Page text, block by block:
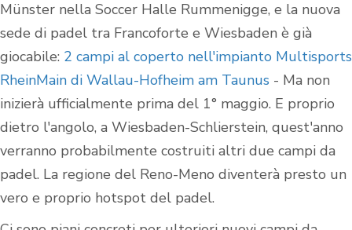
Münster nella Soccer Halle Rummenigge, e la nuova
sede di padel tra Francoforte e Wiesbaden è già
giocabile: 2 campi al coperto nell'impianto Multisports
RheinMain di Wallau-Hofheim am Taunus - Ma non
inizierà ufficialmente prima del 1° maggio. E proprio
dietro l'angolo, a Wiesbaden-Schlierstein, quest'anno
verranno probabilmente costruiti altri due campi da
padel. La regione del Reno-Meno diventerà presto un
vero e proprio hotspot del padel.